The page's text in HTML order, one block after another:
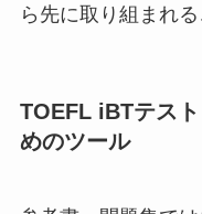
ら先に取り組まれ
TOEFL iBTテス
めのツール